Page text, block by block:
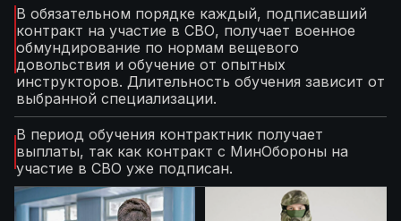
В обязательном порядке каждый, подписавший
контракт на участие в СВО, получает военное
обмундирование по нормам вещевого
довольствия и обучение от опытных
инструкторов. Длительность обучения зависит от
выбранной специализации.
В период обучения контрактник получает
выплаты, так как контракт с МинОбороны на
участие в СВО уже подписан.